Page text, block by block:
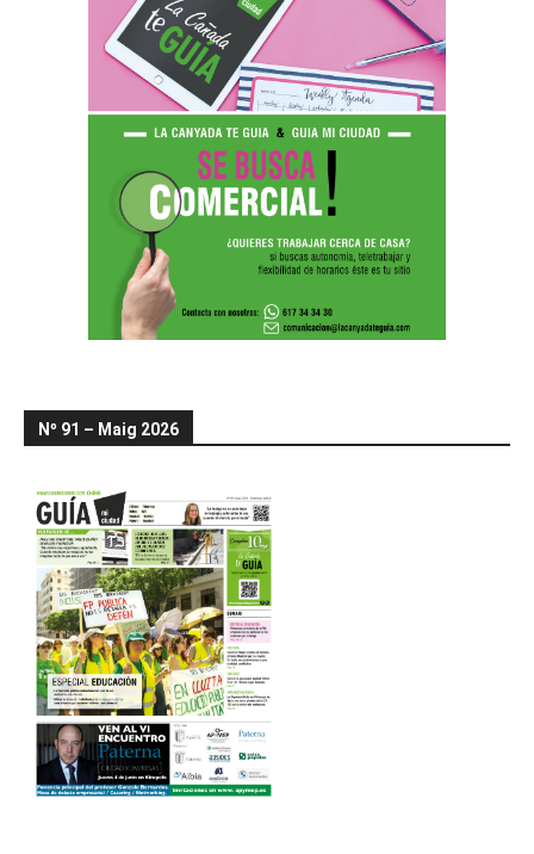
Nº 91 – Maig 2026